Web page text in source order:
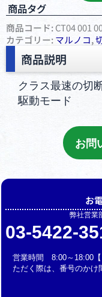
商品タグ
商品コード:CT04 001
カテゴリー:マルノコ,
商品説明
クラス最速の切
駆動モード
お問
お
弊社営業
03-5422-
営業時間 8:00～18:00
ただく際は、番号のかけ